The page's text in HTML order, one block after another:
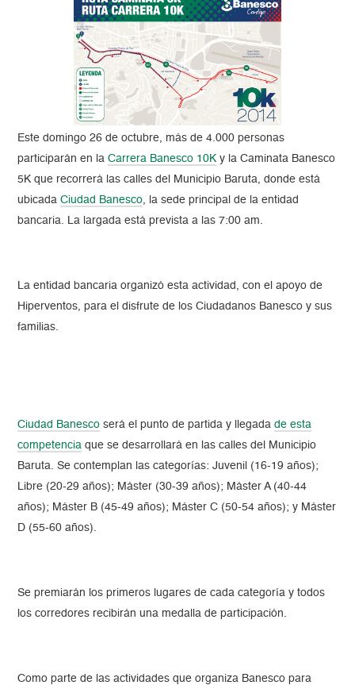
Este domingo 26 de octubre, más de 4.000 personas
participarán en laCarrera Banesco 10K y la Caminata Banesco
5K que recorrerá las calles del Municipio Baruta, donde está
ubicadaCiudad Banesco, la sede principal de la entidad
bancaria. La largada está prevista a las 7:00 am.
La entidad bancaria organizó esta actividad, con el apoyo de
Hiperventos, para el disfrute de los Ciudadanos Banesco y sus
familias.
Ciudad Banesco será el punto de partida y llegadade esta
competencia que se desarrollará en las calles del Municipio
Baruta. Se contemplan las categorías: Juvenil (16-19 años);
Libre (20-29 años); Máster (30-39 años); Máster A (40-44
años); Máster B (45-49 años); Máster C (50-54 años); y Máster
D (55-60 años).
Se premiarán los primeros lugares de cada categoría y todos
los corredores recibirán una medalla de participación.
Como parte de las actividades que organiza Banesco para